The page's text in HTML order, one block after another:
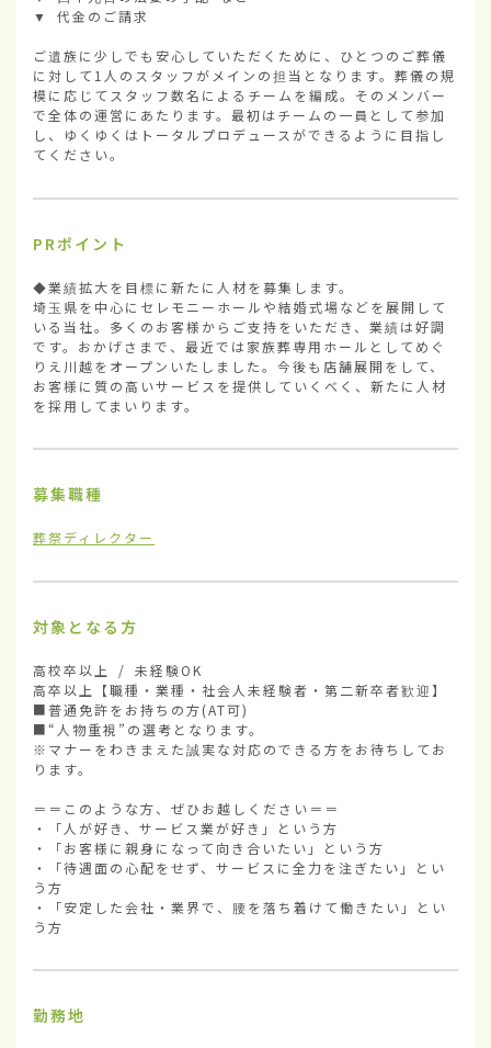
▼ 代金のご請求
ご遺族に少しでも安心していただくために、ひとつのご葬儀
に対して1人のスタッフがメインの担当となります。葬儀の規
模に応じてスタッフ数名によるチームを編成。そのメンバー
で全体の運営にあたります。最初はチームの一員として参加
し、ゆくゆくはトータルプロデュースができるように目指し
てください。
PRポイント
◆業績拡大を目標に新たに人材を募集します。
埼玉県を中心にセレモニーホールや結婚式場などを展開して
いる当社。多くのお客様からご支持をいただき、業績は好調
です。おかげさまで、最近では家族葬専用ホールとしてめぐ
りえ川越をオープンいたしました。今後も店舗展開をして、
お客様に質の高いサービスを提供していくべく、新たに人材
を採用してまいります。
募集職種
葬祭ディレクター
対象となる方
高校卒以上 / 未経験OK
高卒以上【職種・業種・社会人未経験者・第二新卒者歓迎】
■普通免許をお持ちの方(AT可)
■“人物重視”の選考となります。
※マナーをわきまえた誠実な対応のできる方をお待ちしてお
ります。
＝＝このような方、ぜひお越しください＝＝
・「人が好き、サービス業が好き」という方
・「お客様に親身になって向き合いたい」という方
・「待遇面の心配をせず、サービスに全力を注ぎたい」とい
う方
・「安定した会社・業界で、腰を落ち着けて働きたい」とい
う方
勤務地